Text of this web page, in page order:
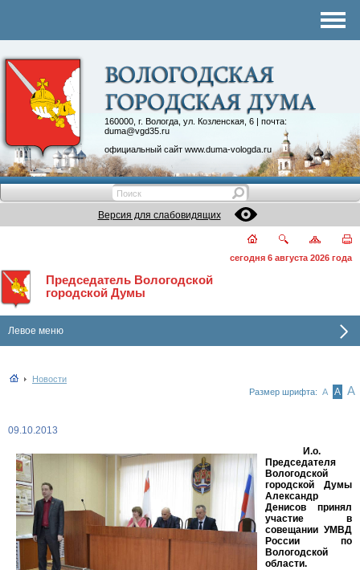
160000, г. Вологда, ул. Козленская, 6 | почта:
duma@vgd35.ru
официальный сайт www.duma-vologda.ru
Контакты
Депутатские объединения
Версия для слабовидящих
сегодня 6 августа 2026 года
Председатель Вологодской
городской Думы
Левое меню
Новости
Размер шрифта: А А А
09.10.2013
И.о.
Председателя
Вологодской
городской Думы
Александр
Денисов принял
участие в
совещании УМВД
России по
Вологодской
области.